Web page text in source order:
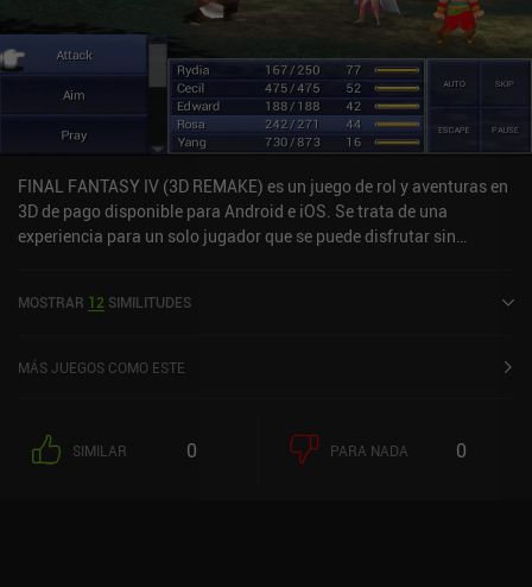
FINAL FANTASY IV (3D REMAKE) es un juego de rol y aventuras en
3D de pago disponible para Android e iOS. Se trata de una
experiencia para un solo jugador que se puede disfrutar sin
REMAKE) se lanzó en junio de 2013 y cuenta actualmente con una
App Store de iOS.
MOSTRAR 12 SIMILITUDES
MÁS JUEGOS COMO ESTE
SIMILAR 0 PARA NADA 0